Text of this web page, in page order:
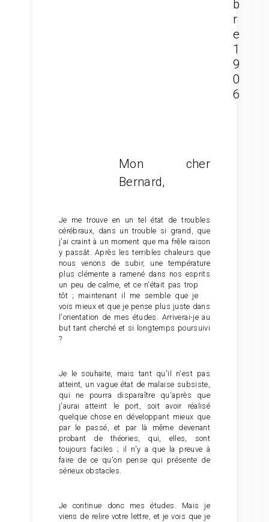
b
r
e
1
9
0
6
Mon cher
Bernard,
Je me trouve en un tel état de troubles
cérébraux, dans un trouble si grand, que
j'ai craint à un moment que ma frêle raison
y passât. Après les terribles chaleurs que
nous venons de subir, une température
plus clémente a ramené dans nos esprits
un peu de calme, et ce n'était pas trop
tôt ; maintenant il me semble que je
vois mieux et que je pense plus juste dans
l'orientation de mes études. Arriverai-je au
but tant cherché et si longtemps poursuivi
?
Je le souhaite, mais tant qu'il n'est pas
atteint, un vague état de malaise subsiste,
qui ne pourra disparaître qu'après que
j'aurai atteint le port, soit avoir réalisé
quelque chose en développant mieux que
par le passé, et par là même devenant
probant de théories, qui, elles, sont
toujours faciles ; il n'y a que la preuve à
faire de ce qu'on pense qui présente de
sérieux obstacles.
Je continue donc mes études. Mais je
viens de relire votre lettre, et je vois que je